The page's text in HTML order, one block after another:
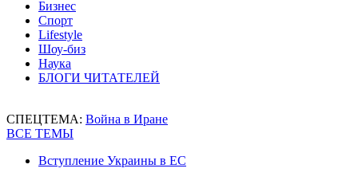
Бизнес
Спорт
Lifestyle
Шоу-биз
Наука
БЛОГИ ЧИТАТЕЛЕЙ
СПЕЦТЕМА: Война в Иране
ВСЕ ТЕМЫ
Вступление Украины в ЕС